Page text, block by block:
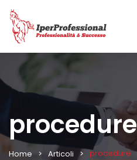
procedure
Home Articoli procedure